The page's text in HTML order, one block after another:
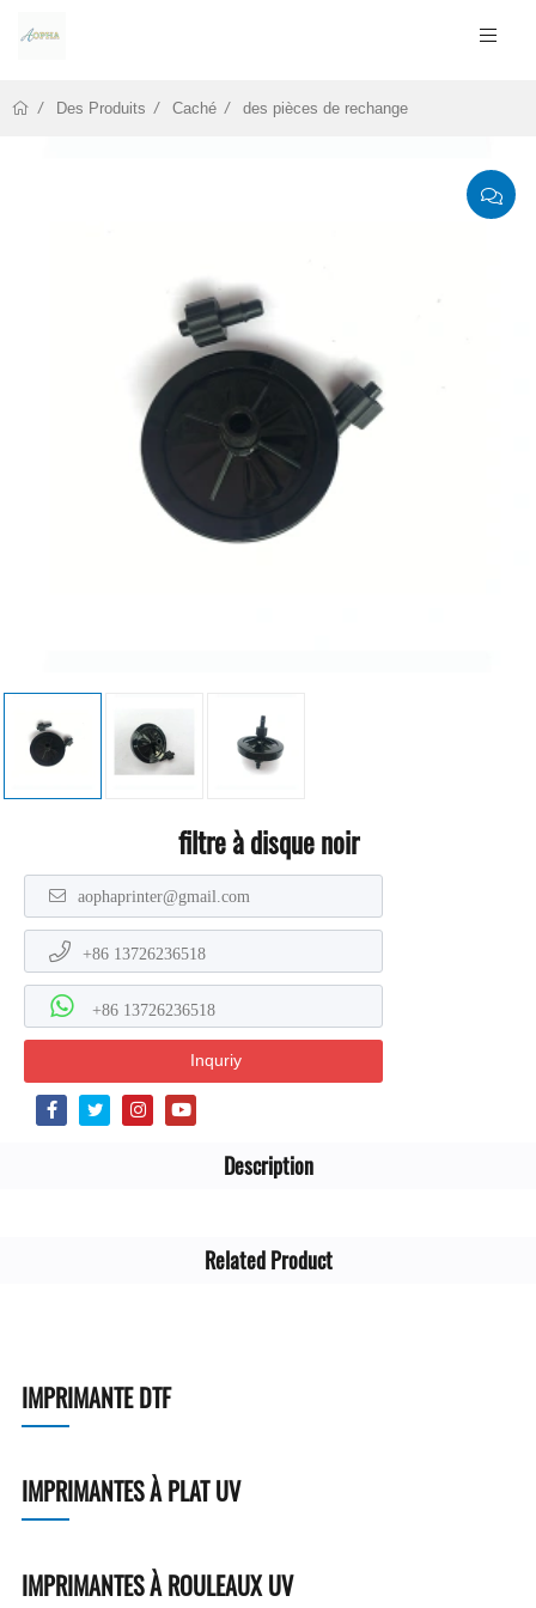
Des Produits Caché des pièces de rechange
filtre à disque noir
aophaprinter@gmail.com
+86 13726236518
+86 13726236518
Inquriy
Description
Related Product
IMPRIMANTE DTF
IMPRIMANTES À PLAT UV
IMPRIMANTES À ROULEAUX UV